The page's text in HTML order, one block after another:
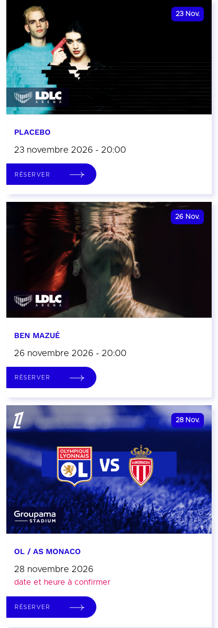
23 Nov.
PLACEBO
23 novembre 2026 - 20:00
RÉSERVER
26 Nov.
BEN MAZUÉ
26 novembre 2026 - 20:00
RÉSERVER
28 Nov.
OL / AS MONACO
28 novembre 2026
date et heure à confirmer
RÉSERVER